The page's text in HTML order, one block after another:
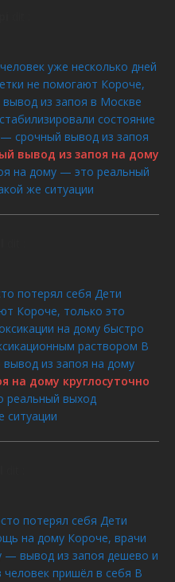
уже несколько дней
не помогают Короче,
из запоя в Москве
состояние
срочный вывод из запоя
вывод из запоя на дому
на дому — это реальный
же ситуации
потерял себя Дети
Короче, только это
на дому быстро
раствором В
из запоя на дому
на дому круглосуточно
реальный выход
ситуации
потерял себя Дети
на дому Короче, врачи
— вывод из запоя дешево и
человек пришёл в себя В